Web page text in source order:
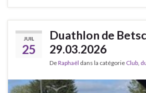
JUIL
25
Duathlon de
29.03.2026
DeRaphaël dans la catégorie Club